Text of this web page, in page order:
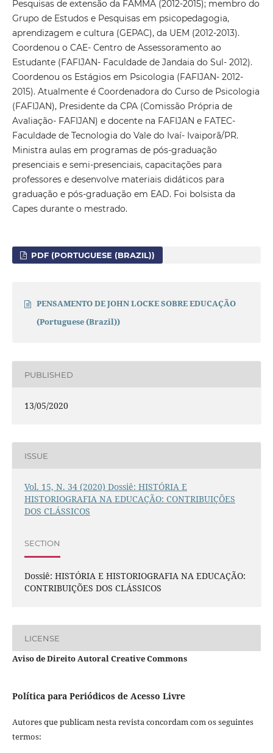
Pesquisas de extensão da FAMMA (2012-2015); membro do
Grupo de Estudos e Pesquisas em psicopedagogia,
aprendizagem e cultura (GEPAC), da UEM (2012-2013).
Coordenou o CAE- Centro de Assessoramento ao
Estudante (FAFIJAN- Faculdade de Jandaia do Sul- 2012).
Coordenou os Estágios em Psicologia (FAFIJAN- 2012-
2015). Atualmente é Coordenadora do Curso de Psicologia
(FAFIJAN), Presidente da CPA (Comissão Própria de
Avaliação- FAFIJAN) e docente na FAFIJAN e FATEC-
Faculdade de Tecnologia do Vale do Ivaí- Ivaiporã/PR.
Ministra aulas em programas de pós-graduação
presenciais e semi-presenciais, capacitações para
professores e desenvolve materiais didáticos para
graduação e pós-graduação em EAD. Foi bolsista da
Capes durante o mestrado.
PDF (PORTUGUESE (BRAZIL))
PENSAMENTO DE JOHN LOCKE SOBRE EDUCAÇÃO
(Portuguese (Brazil))
PUBLISHED
13/05/2020
ISSUE
Vol. 15, N. 34 (2020) Dossiê: HISTÓRIA E
HISTORIOGRAFIA NA EDUCAÇÃO: CONTRIBUIÇÕES
DOS CLÁSSICOS
SECTION
Dossiê: HISTÓRIA E HISTORIOGRAFIA NA EDUCAÇÃO:
CONTRIBUIÇÕES DOS CLÁSSICOS
LICENSE
Aviso de Direito Autoral Creative Commons
Política para Periódicos de Acesso Livre
Autores que publicam nesta revista concordam com os seguintes
termos: